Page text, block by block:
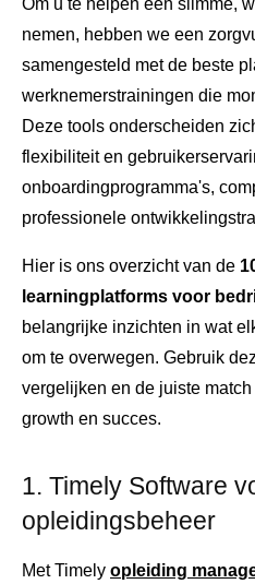
Om u te helpen een slimme,
nemen, hebben we een
samengesteld met de beste
werknemerstrainingen die
Deze tools onderscheiden
flexibiliteit en
onboardingprogramma's,
professionele
Hier is ons overzicht van de
learningplatforms voor
belangrijke inzichten in wat
om te overwegen. Gebruik
vergelijken en de juiste
growth en succes.
1. Timely Software
opleidingsbeheer
Met Timely opleiding